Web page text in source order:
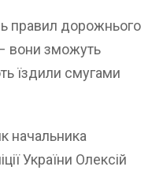
правил дорожнього
вони зможуть
їздили смугами
начальника
України Олексій